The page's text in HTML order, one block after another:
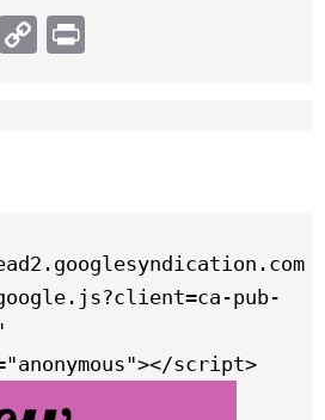
EmailCopy
pub-
script>